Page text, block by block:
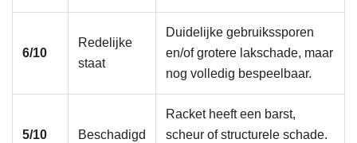
6/10
Redelijke
staat
Duidelijke gebruikssporen
en/of grotere lakschade, maar
nog volledig bespeelbaar.
5/10 Beschadigd
Racket heeft een barst,
scheur of structurele schade.